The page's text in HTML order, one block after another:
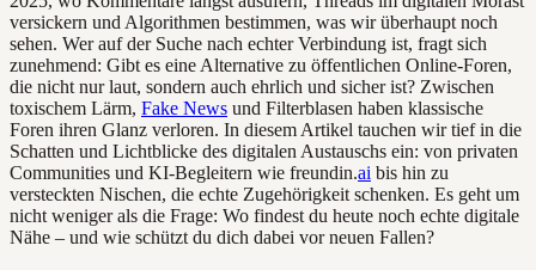
versickern und Algorithmen bestimmen, was wir überhaupt noch
sehen. Wer auf der Suche nach echter Verbindung ist, fragt sich
zunehmend: Gibt es eine Alternative zu öffentlichen Online-Foren,
die nicht nur laut, sondern auch ehrlich und sicher ist? Zwischen
toxischem Lärm, Fake News und Filterblasen haben klassische
Foren ihren Glanz verloren. In diesem Artikel tauchen wir tief in die
Schatten und Lichtblicke des digitalen Austauschs ein: von privaten
Communities und KI-Begleitern wie freundin.ai bis hin zu
versteckten Nischen, die echte Zugehörigkeit schenken. Es geht um
nicht weniger als die Frage: Wo findest du heute noch echte digitale
Nähe – und wie schützt du dich dabei vor neuen Fallen?